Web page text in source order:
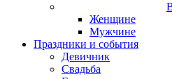
Женщине
Мужчине
Праздники и события
Девичник
Свадьба